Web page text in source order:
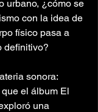
urbano, ¿cómo se
con la idea de
físico pasa a
definitivo?
sonora:
el álbum El
una